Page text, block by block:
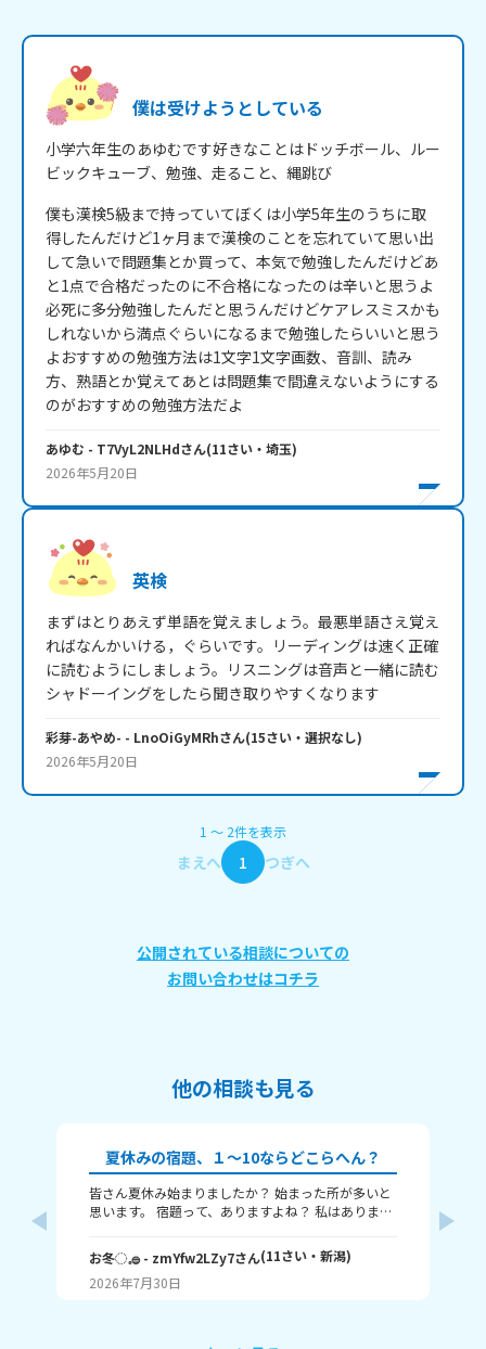
僕は受けようとしている
小学六年生のあゆむです好きなことはドッチボール、ルー
ビックキューブ、勉強、走ること、縄跳び
僕も漢検5級まで持っていてぼくは小学5年生のうちに取
得したんだけど1ヶ月まで漢検のことを忘れていて思い出
して急いで問題集とか買って、本気で勉強したんだけどあ
と1点で合格だったのに不合格になったのは辛いと思うよ
必死に多分勉強したんだと思うんだけどケアレスミスかも
しれないから満点ぐらいになるまで勉強したらいいと思う
よおすすめの勉強方法は1文字1文字画数、音訓、読み
方、熟語とか覚えてあとは問題集で間違えないようにする
のがおすすめの勉強方法だよ
あゆむ - T7VyL2NLHdさん(11さい・ 埼玉)
2026年5月20日
英検
まずはとりあえず単語を覚えましょう。最悪単語さえ覚え
ればなんかいける，ぐらいです。リーディングは速く正確
に読むようにしましょう。リスニングは音声と一緒に読む
シャドーイングをしたら聞き取りやすくなります
彩芽-あやめ- - LnoOiGyMRhさん(15さい・ 選択なし)
2026年5月20日
1 〜 2件を表示
まえへ 1 つぎへ
公開されている相談についての
お問い合わせはコチラ
他の相談も見る
夏休みの宿題、１～10ならどこらへん？
皆さん夏休み始まりましたか？ 始まった所が多いと
思います。 宿題って、ありますよね？ 私はありま
いうことです！ 私は6です！ワークと習字と絵が残
ってるので！ みなさんも教えてください！ それじゃ
お冬◌𓈒𓐍- zmYfw2LZy7さん(11さい・ 新潟)
2026年7月30日